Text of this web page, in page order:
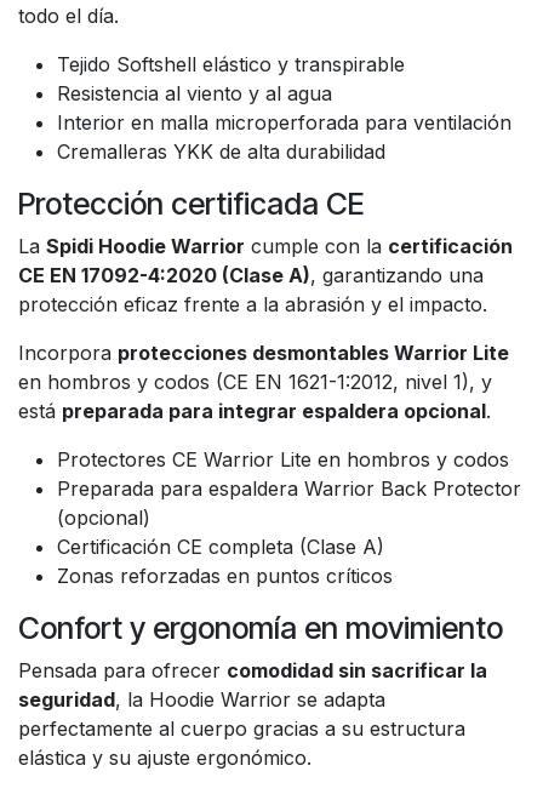
todo el día.
Tejido Softshell elástico y transpirable
Resistencia al viento y al agua
Interior en malla microperforada para ventilación
Cremalleras YKK de alta durabilidad
Protección certificada CE
La Spidi Hoodie Warrior cumple con la certificación
CE EN 17092-4:2020 (Clase A), garantizando una
protección eficaz frente a la abrasión y el impacto.
Incorpora protecciones desmontables Warrior Lite
en hombros y codos (CE EN 1621-1:2012, nivel 1), y
está preparada para integrar espaldera opcional.
Protectores CE Warrior Lite en hombros y codos
Preparada para espaldera Warrior Back Protector
(opcional)
Certificación CE completa (Clase A)
Zonas reforzadas en puntos críticos
Confort y ergonomía en movimiento
Pensada para ofrecer comodidad sin sacrificar la
seguridad, la Hoodie Warrior se adapta
perfectamente al cuerpo gracias a su estructura
elástica y su ajuste ergonómico.